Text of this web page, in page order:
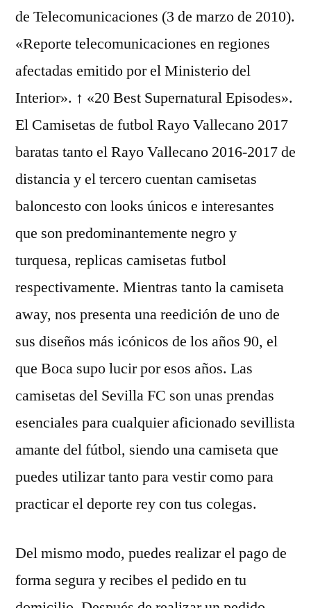
de Telecomunicaciones (3 de marzo de 2010).
«Reporte telecomunicaciones en regiones
afectadas emitido por el Ministerio del
Interior». ↑ «20 Best Supernatural Episodes».
El Camisetas de futbol Rayo Vallecano 2017
baratas tanto el Rayo Vallecano 2016-2017 de
distancia y el tercero cuentan camisetas
baloncesto con looks únicos e interesantes
que son predominantemente negro y
turquesa, replicas camisetas futbol
respectivamente. Mientras tanto la camiseta
away, nos presenta una reedición de uno de
sus diseños más icónicos de los años 90, el
que Boca supo lucir por esos años. Las
camisetas del Sevilla FC son unas prendas
esenciales para cualquier aficionado sevillista
amante del fútbol, siendo una camiseta que
puedes utilizar tanto para vestir como para
practicar el deporte rey con tus colegas.
Del mismo modo, puedes realizar el pago de
forma segura y recibes el pedido en tu